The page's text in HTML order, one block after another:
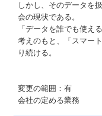
しかし、そのデータを
会の現状である。
「データを誰でも使え
考えのもと、「スマー
り続ける。
変更の範囲：有
会社の定める業務